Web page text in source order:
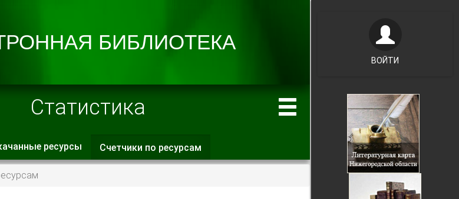
Статистика
ресурсы Счетчики по ресурсам
вкладка)
ВОЙТИ